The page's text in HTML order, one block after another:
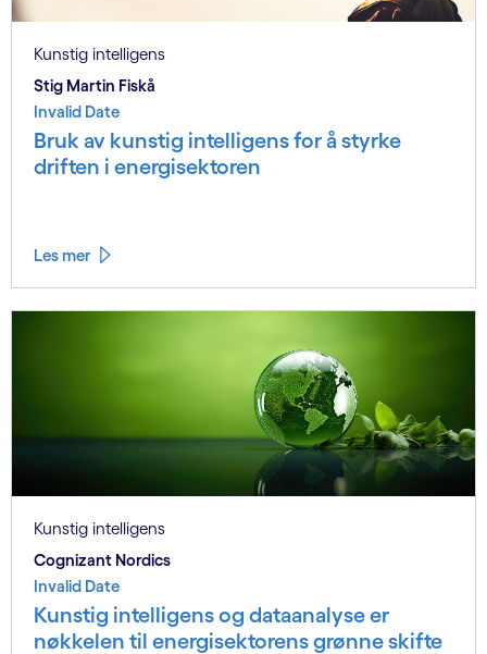
Kunstig intelligens
Stig Martin Fiskå
Invalid Date
Bruk av kunstig intelligens for å styrke
driften i energisektoren
Les mer
Kunstig intelligens
Cognizant Nordics
Invalid Date
Kunstig intelligens og dataanalyse er
nøkkelen til energisektorens grønne skifte